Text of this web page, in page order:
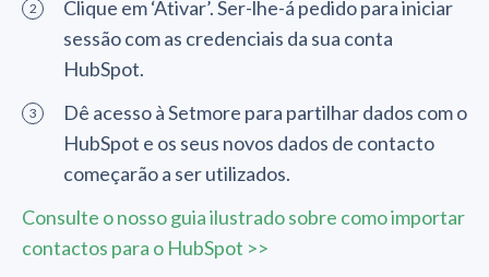
Clique em ‘Ativar’. Ser-lhe-á pedido para iniciar
sessão com as credenciais da sua conta
HubSpot.
Dê acesso à Setmore para partilhar dados com o
HubSpot e os seus novos dados de contacto
começarão a ser utilizados.
Consulte o nosso guia ilustrado sobre como importar
contactos para o HubSpot >>